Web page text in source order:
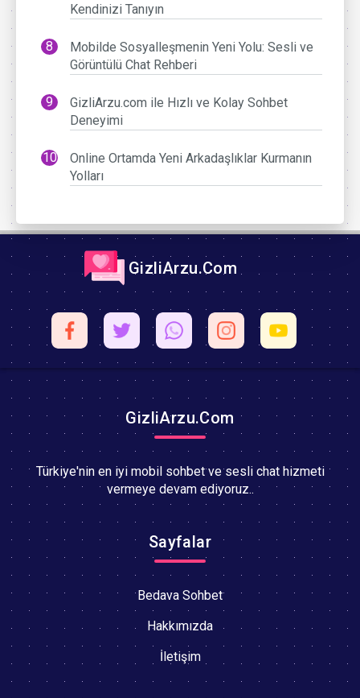
Kendinizi Tanıyın
Mobilde Sosyalleşmenin Yeni Yolu: Sesli ve
Görüntülü Chat Rehberi
GizliArzu.com ile Hızlı ve Kolay Sohbet
Deneyimi
Online Ortamda Yeni Arkadaşlıklar Kurmanın
Yolları
GizliArzu.Com
GizliArzu.Com
Türkiye'nin en iyi mobil sohbet ve sesli chat hizmeti
vermeye devam ediyoruz..
Sayfalar
Bedava Sohbet
Hakkımızda
İletişim